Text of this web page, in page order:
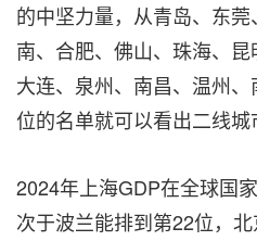
的中坚力量，从青岛、东
南、合肥、佛山、珠海、昆
大连、泉州、南昌、温州
位的名单就可以看出二线城
2024年上海GDP在全球国
次于波兰能排到第22位，